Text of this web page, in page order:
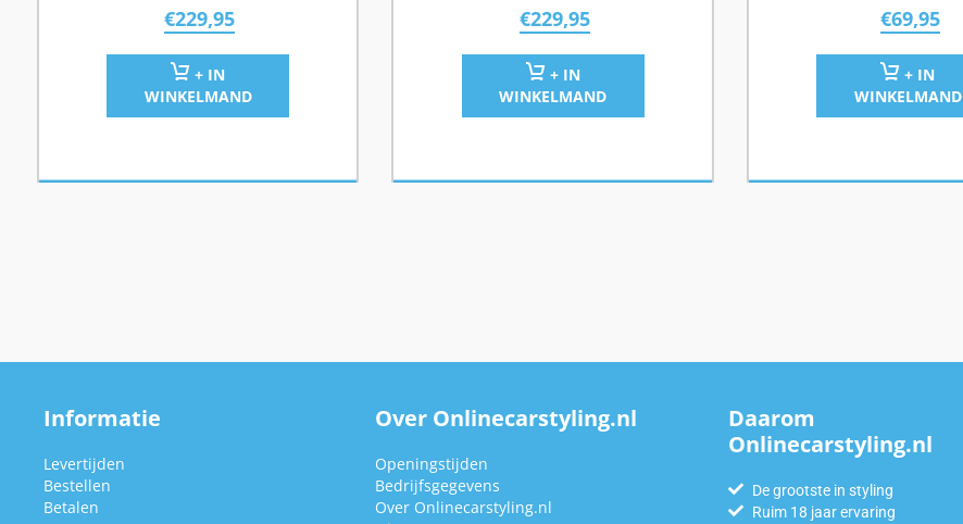
€229,95
+ IN
WINKELMAND
€229,95
+ IN
WINKELMAND
€69,95
+ IN
WINKELMAND
Informatie
Levertijden
Bestellen
Betalen
Over Onlinecarstyling.nl
Openingstijden
Bedrijfsgegevens
Over Onlinecarstyling.nl
Daarom
Onlinecarstyling.nl
De grootste in styling
Ruim 18 jaar ervaring